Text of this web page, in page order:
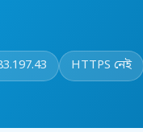
HTTPS নেই